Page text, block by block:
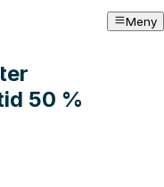
Meny
50 %